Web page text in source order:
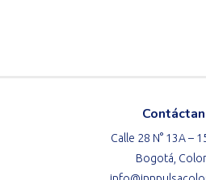
Calle 28 N° 13A –
Bogotá,